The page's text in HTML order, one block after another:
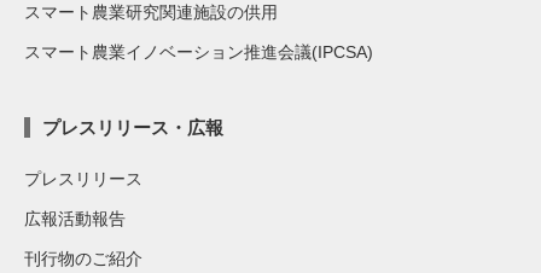
スマート農業研究関連施設の供用
スマート農業イノベーション推進会議(IPCSA)
プレスリリース・広報
プレスリリース
広報活動報告
刊行物のご紹介